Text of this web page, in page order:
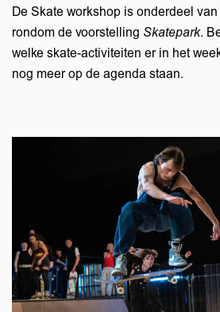
De Skate workshop is onderdeel
rondom de voorstelling Skatepark.
welke skate-activiteiten er in het
nog meer op de agenda staan.